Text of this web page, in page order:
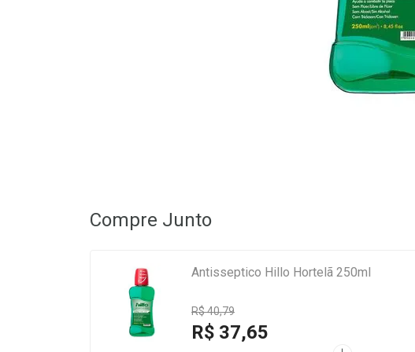
Compre Junto
Antisseptico Hillo Hortelã 250ml
R$ 40,79
R$ 37,65